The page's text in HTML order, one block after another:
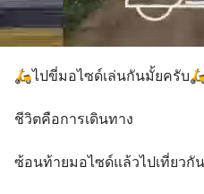
🛵ไปขี่มอไซด์เล่นกันมั้ยครับ
ชีวิตคือการเดินทาง
ซ้อนท้ายมอไซด์แล้วไปเที่ยวกั